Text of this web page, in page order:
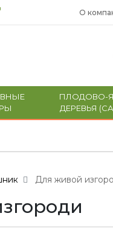
О
ПЛОДОВО-
ДЕРЕВЬЯ
Для живой